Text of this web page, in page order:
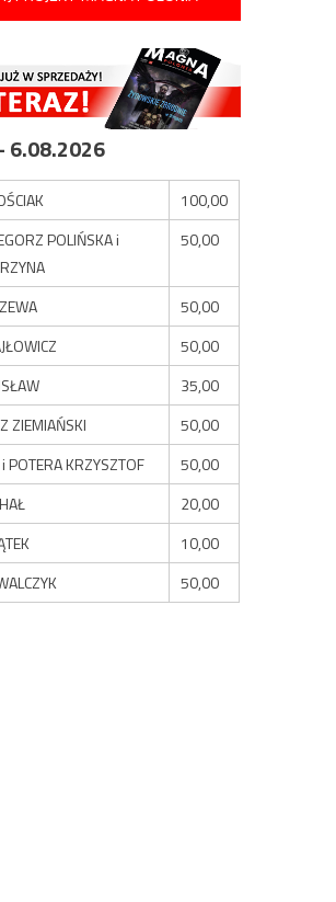
6.08.2026
100,00
POLIŃSKA i
50,00
50,00
50,00
35,00
ZIEMIAŃSKI
50,00
POTERA KRZYSZTOF
50,00
20,00
10,00
50,00